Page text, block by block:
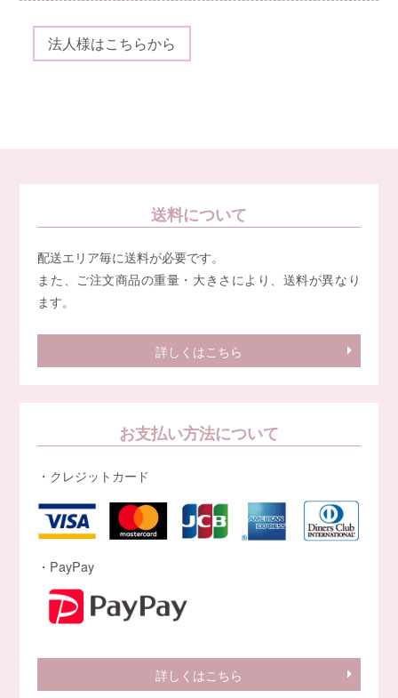
法人様はこちらから
送料について
配送エリア毎に送料が必要です。
また、ご注文商品の重量・大きさにより、送料が異なり
ます。
詳しくはこちら
お支払い方法について
・クレジットカード
・PayPay
詳しくはこちら